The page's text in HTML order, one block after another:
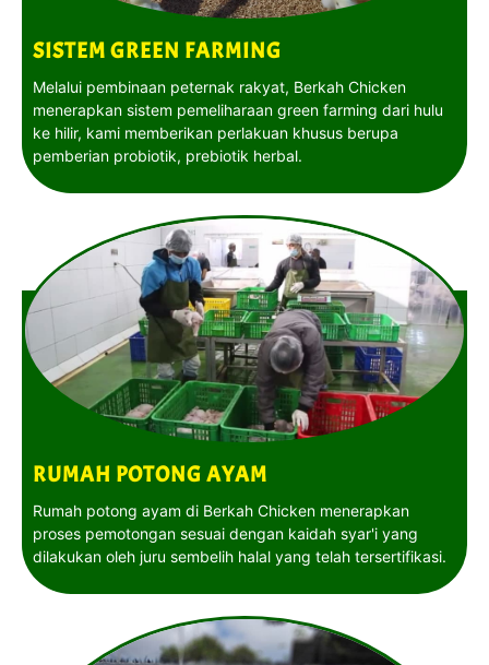
SISTEM GREEN FARMING
Melalui pembinaan peternak rakyat, Berkah Chicken
menerapkan sistem pemeliharaan green farming dari hulu
ke hilir, kami memberikan perlakuan khusus berupa
pemberian probiotik, prebiotik herbal.
RUMAH POTONG AYAM
Rumah potong ayam di Berkah Chicken menerapkan
proses pemotongan sesuai dengan kaidah syar'i yang
dilakukan oleh juru sembelih halal yang telah tersertifikasi.